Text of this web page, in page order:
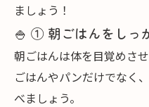
ましょう！
🍚 ① 朝ごはんをしっ
朝ごはんは体を目覚めさ
ごはんやパンだけでなく
べましょう。